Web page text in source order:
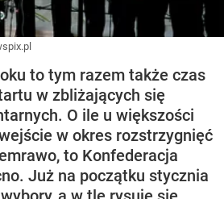
to tym razem także czas
w zbliżających się
O ile u większości
w okres rozstrzygnięć
to Konfederacja
Już na początku stycznia